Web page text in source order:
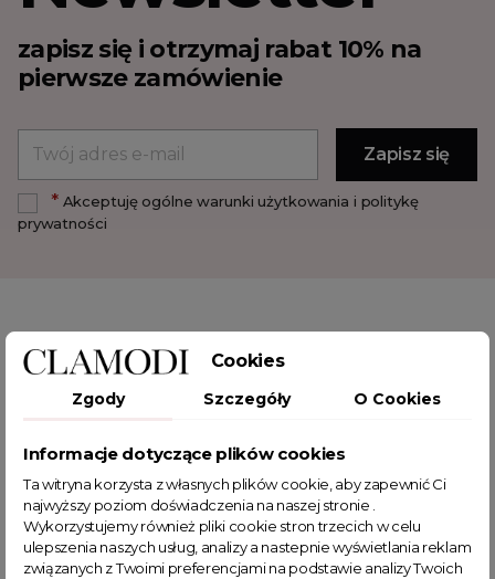
zapisz się i otrzymaj rabat 10% na
pierwsze zamówienie
*Akceptuję ogólne warunki użytkowania i politykę
prywatności
PRODUKTY
Nowości w butiku Clamodi Bezpieczne płatności
Zwroty
Cookies
Zgody Szczegóły O Cookies
Informacje dotyczące plików cookies
Ta witryna korzysta z własnych plików cookie, aby zapewnić Ci
najwyższy poziom doświadczenia na naszej stronie .
Wykorzystujemy również pliki cookie stron trzecich w celu
ulepszenia naszych usług, analizy a nastepnie wyświetlania reklam
związanych z Twoimi preferencjami na podstawie analizy Twoich